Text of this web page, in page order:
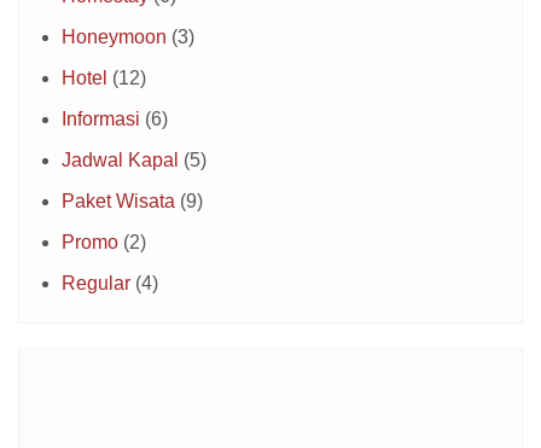
Honeymoon (3)
Hotel (12)
Informasi (6)
Jadwal Kapal (5)
Paket Wisata (9)
Promo (2)
Regular (4)